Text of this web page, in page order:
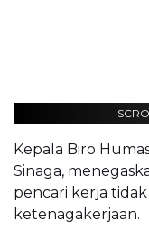
Kepala Biro
Sinaga,
pencari kerja
ketenagakerjaan.